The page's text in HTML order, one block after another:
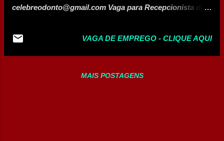
Prefeitura alcança todos os eventos
Cultura, e acontece através da
outros, ajudando na realização dos
celebreodonto@gmail.com Vaga para Recepcionista de
Administrativo - Enviar currículos para WhatsApp 38
9.9103-4098 para agendamento de entrevistas. Vaga
para WhatsApp 38 9.9103-4098 para agendamento de
VAGA DE EMPREGO - CLIQUE AQUI
MAIS POSTAGENS